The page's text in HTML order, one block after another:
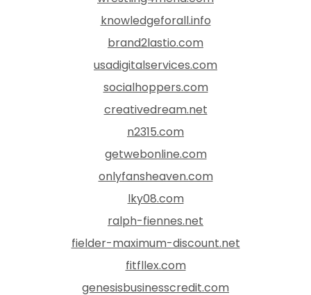
knowledgeforall.info
brand2lastio.com
usadigitalservices.com
socialhoppers.com
creativedream.net
n2315.com
getwebonline.com
onlyfansheaven.com
lky08.com
ralph-fiennes.net
fielder-maximum-discount.net
fitfllex.com
genesisbusinesscredit.com